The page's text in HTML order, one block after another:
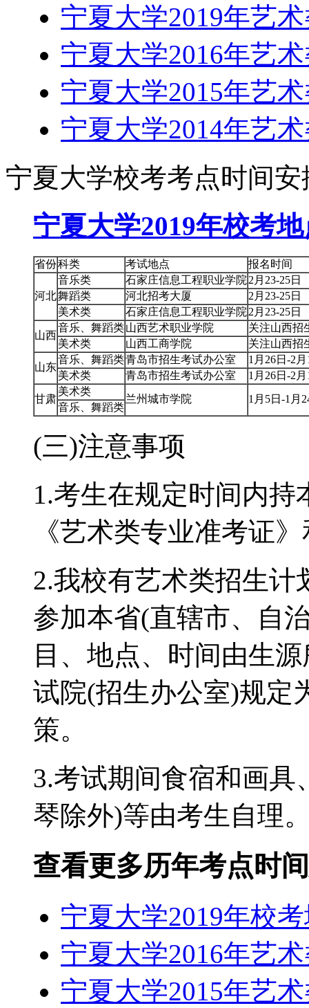
宁夏大学2019年艺
宁夏大学2016年艺
宁夏大学2015年艺
宁夏大学2014年艺
宁夏大学校考考点时间安
宁夏大学2019年校考
省份科类 考试地点 报名时间
河北
音乐类 石家庄信息工程职业学院 2月23-25日
舞蹈类
河北招考大厦
2月23-25日
美术类
石家庄信息工程职业学院 2月23-25日
山西
音乐、舞蹈类山西艺术职业学院
关注山西招
美术类
山西工商学院
关注山西招
山东
音乐、舞蹈类青岛市招生考试办公室
1月26日-2
美术类
青岛市招生考试办公室
1月26日-2
甘肃
美术类
兰州城市学院 1月5日-1月
音乐、舞蹈类
(三)注意事项
1.考生在规定时间内
《艺术类专业准考证
2.我校有艺术类招生
参加本省(直辖市、自
目、地点、时间由生
试院(招生办公室)规定
策。
3.考试期间食宿和画
琴除外)等由考生自理
查看更多历年考点时
宁夏大学2019年校
宁夏大学2016年艺
宁夏大学2015年艺